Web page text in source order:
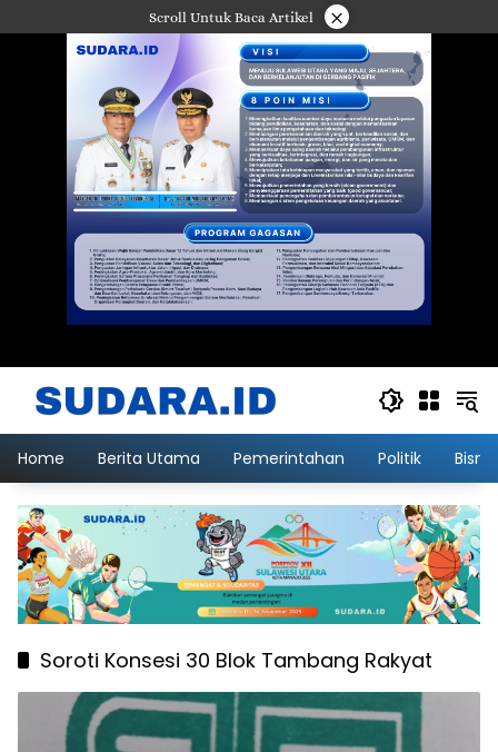
ke
Scroll Untuk Baca Artikel ×
Home Berita Utama Pemerintahan Politik
Soroti Konsesi 30 Blok Tambang Rakyat